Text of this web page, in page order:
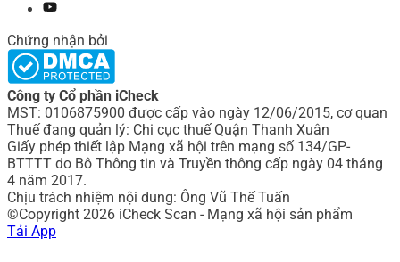
Chứng nhận bởi
Công ty Cổ phần iCheck
MST: 0106875900 được cấp vào ngày 12/06/2015, cơ quan
Thuế đang quản lý: Chi cục thuế Quận Thanh Xuân
Giấy phép thiết lập Mạng xã hội trên mạng số 134/GP-
BTTTT do Bô Thông tin và Truyền thông cấp ngày 04 tháng
4 năm 2017.
Chịu trách nhiệm nội dung: Ông Vũ Thế Tuấn
©Copyright 2026 iCheck Scan - Mạng xã hội sản phẩm
Tải App